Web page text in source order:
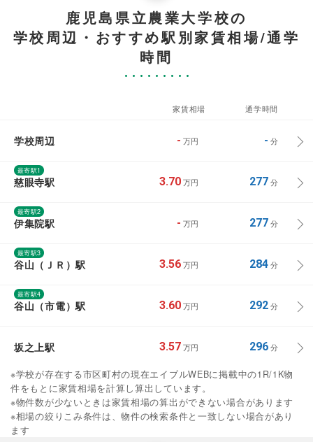
鹿児島県立農業大学校の
学校周辺・おすすめ駅別家賃相場/通学
時間
家賃相場 通学時間
学校周辺 - 万円 - 分
最寄駅1
慈眼寺駅 3.70 万円 277分
最寄駅2
伊集院駅 - 万円 277分
最寄駅3
谷山（ＪＲ）駅 3.56 万円 284分
最寄駅4
谷山（市電）駅 3.60 万円 292分
坂之上駅 3.57 万円 296分
※学校が存在する市区町村の現在エイブルWEBに掲載中の1R/1K物
件をもとに家賃相場を計算し算出しています。
※物件数が少ないときは家賃相場の算出ができない場合があります
※相場の絞りこみ条件は、物件の検索条件と一致しない場合があり
ます